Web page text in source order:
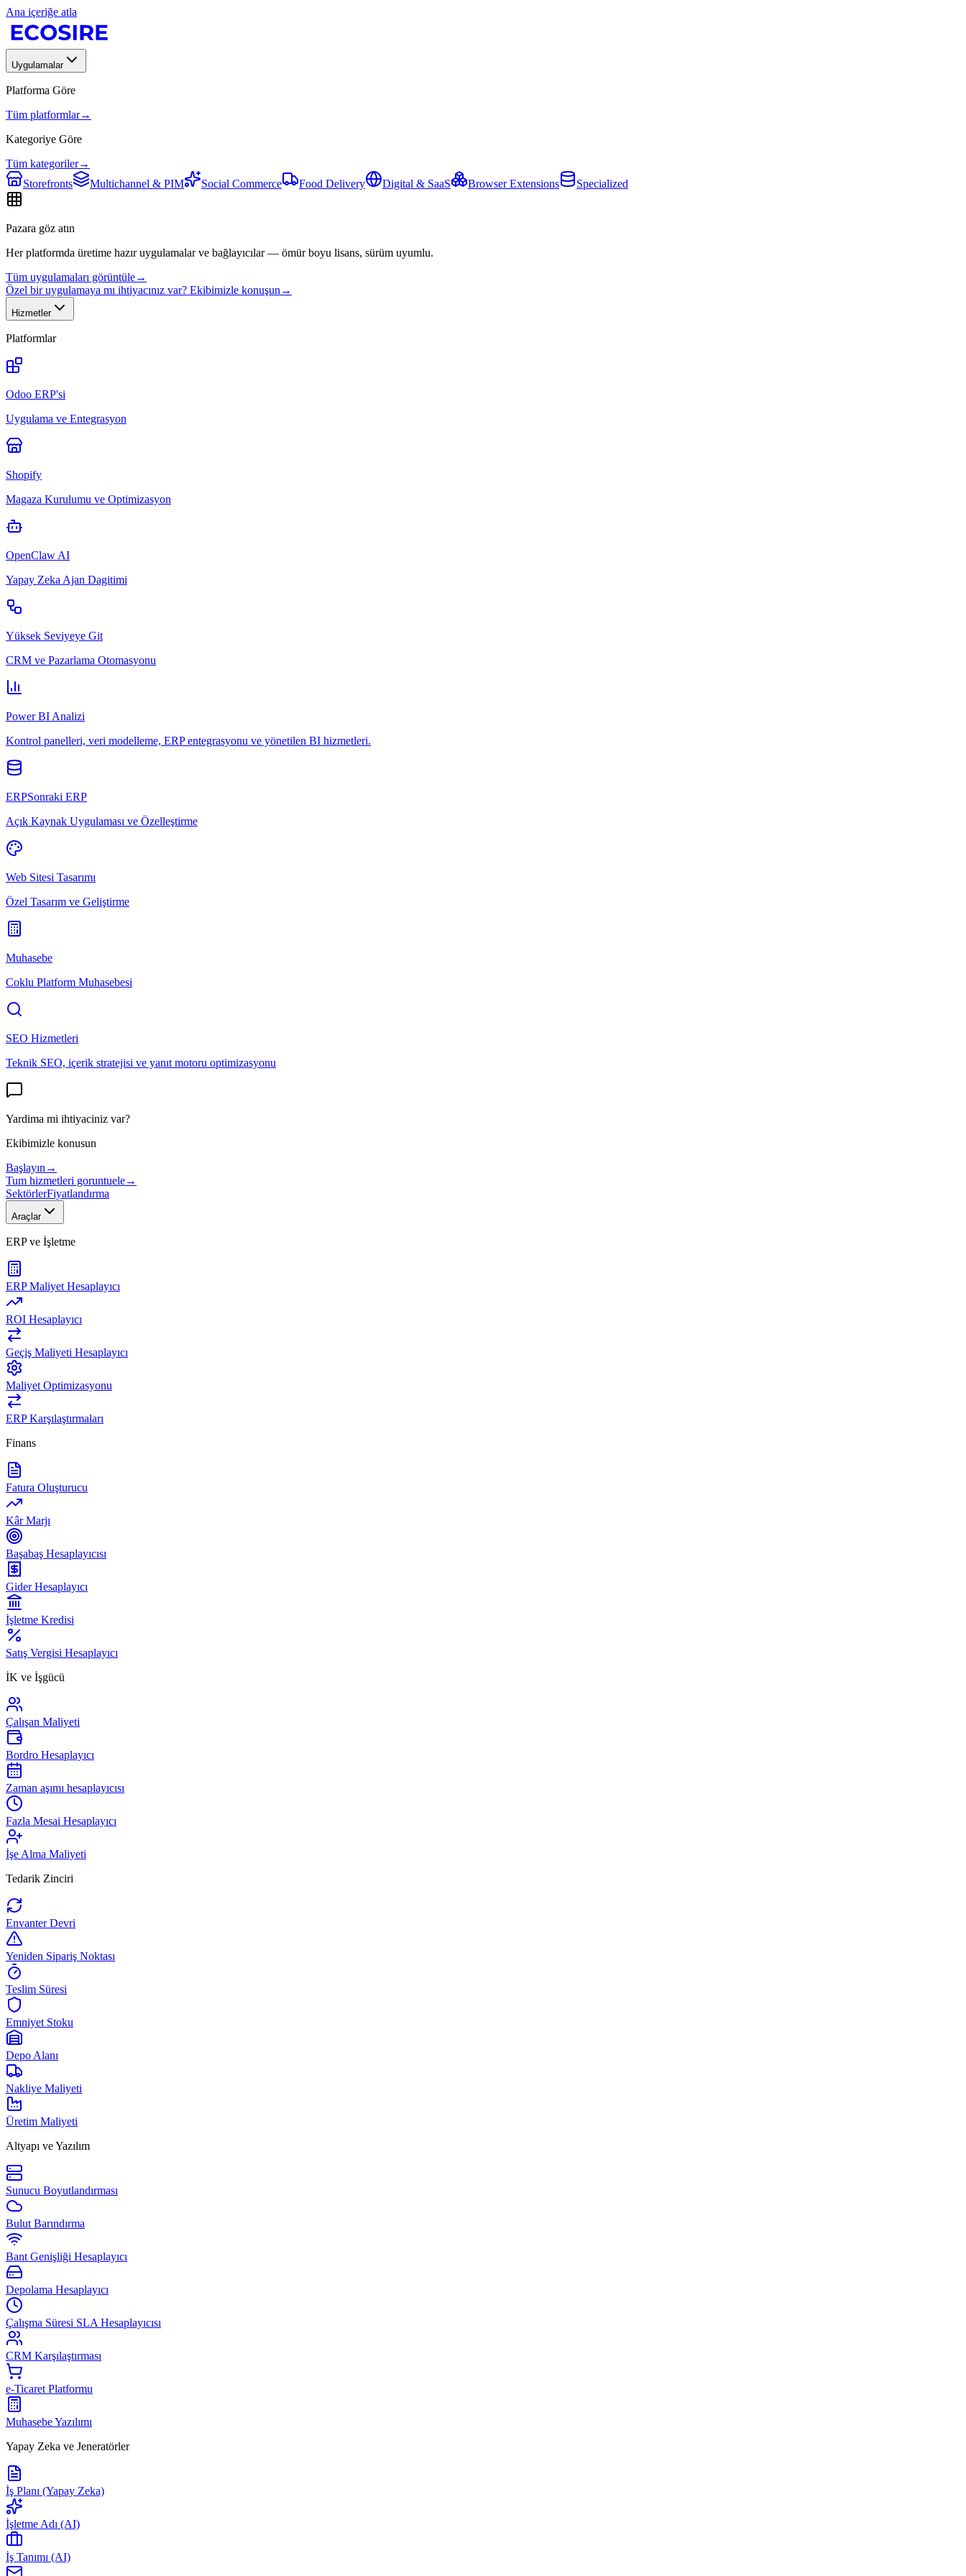
Ana içeriğe atla
Uygulamalar
Platforma Göre
Tüm platformlar→
Kategoriye Göre
Tüm kategoriler→
Storefronts
Multichannel & PIM Social Commerce Food Delivery Digital & SaaS Browser Extensions Specialized
Pazara göz atın
Her platformda üretime hazır uygulamalar ve bağlayıcılar — ömür boyu lisans, sürüm uyumlu.
Tüm uygulamaları görüntüle→
Özel bir uygulamaya mı ihtiyacınız var? Ekibimizle konuşun →
Hizmetler
Platformlar
Odoo ERP'si
Uygulama ve Entegrasyon
Shopify
Magaza Kurulumu ve Optimizasyon
OpenClaw AI
Yapay Zeka Ajan Dagitimi
Yüksek Seviyeye Git
CRM ve Pazarlama Otomasyonu
Power BI Analizi
Kontrol panelleri, veri modelleme, ERP entegrasyonu ve yönetilen BI hizmetleri.
ERPSonraki ERP
Açık Kaynak Uygulaması ve Özelleştirme
Web Sitesi Tasarımı
Özel Tasarım ve Geliştirme
Muhasebe
Coklu Platform Muhasebesi
SEO Hizmetleri
Teknik SEO, içerik stratejisi ve yanıt motoru optimizasyonu
Yardima mi ihtiyaciniz var?
Ekibimizle konusun
Başlayın →
Tum hizmetleri goruntuele→
SektörlerFiyatlandırma
Araçlar
ERP ve İşletme
ERP Maliyet Hesaplayıcı
ROI Hesaplayıcı
Geçiş Maliyeti Hesaplayıcı
Maliyet Optimizasyonu
ERP Karşılaştırmaları
Finans
Fatura Oluşturucu
Kâr Marjı
Başabaş Hesaplayıcısı
Gider Hesaplayıcı
İşletme Kredisi
Satış Vergisi Hesaplayıcı
İK ve İşgücü
Çalışan Maliyeti
Bordro Hesaplayıcı
Zaman aşımı hesaplayıcısı
Fazla Mesai Hesaplayıcı
İşe Alma Maliyeti
Tedarik Zinciri
Envanter Devri
Yeniden Sipariş Noktası
Teslim Süresi
Emniyet Stoku
Depo Alanı
Nakliye Maliyeti
Üretim Maliyeti
Altyapı ve Yazılım
Sunucu Boyutlandırması
Bulut Barındırma
Bant Genişliği Hesaplayıcı
Depolama Hesaplayıcı
Çalışma Süresi SLA Hesaplayıcısı
CRM Karşılaştırması
e-Ticaret Platformu
Muhasebe Yazılımı
Yapay Zeka ve Jeneratörler
İş Planı (Yapay Zeka)
İşletme Adı (AI)
İş Tanımı (AI)